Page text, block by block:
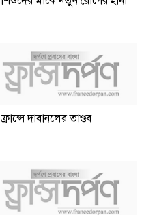
ফ্রান্সে দাবানলের তাণ্ডব